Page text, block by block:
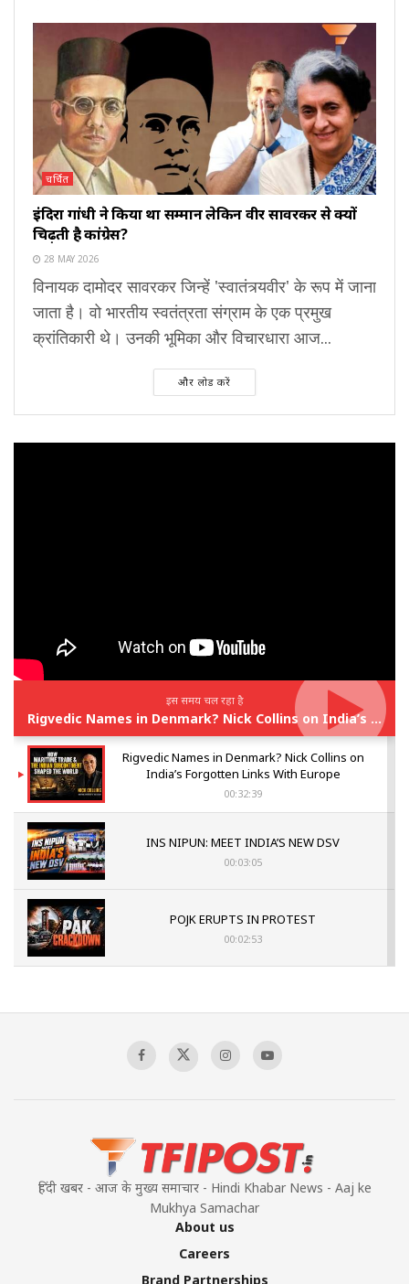
चर्चित
इंदिरा गांधी ने किया था सम्मान लेकिन वीर सावरकर से क्यों
चिढ़ती है कांग्रेस?
28 MAY 2026
विनायक दामोदर सावरकर जिन्हें 'स्वातंत्र्यवीर' के रूप में जाना
जाता है। वो भारतीय स्वतंत्रता संग्राम के एक प्रमुख
क्रांतिकारी थे। उनकी भूमिका और विचारधारा आज...
और लोड करें
इस समय चल रहा है
Rigvedic Names in Denmark? Nick Collins on India’s Forgotten Links With Europe
Rigvedic Names in Denmark? Nick Collins on
India’s Forgotten Links With Europe
00:32:39
INS NIPUN: MEET INDIA’S NEW DSV
00:03:05
POJK ERUPTS IN PROTEST
00:02:53
Sagar
हिंदी खबर - आज के मुख्य समाचार - Hindi Khabar News - Aaj ke
Mukhya Samachar
About us
Careers
Brand Partnerships